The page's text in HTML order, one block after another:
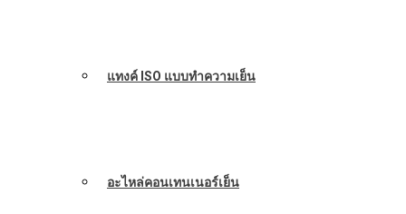
แทงค์ ISO แบบทำความเย็น
อะไหล่คอนเทนเนอร์เย็น